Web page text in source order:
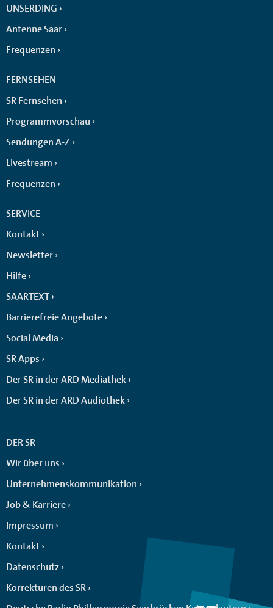
UNSERDING
Antenne Saar
Frequenzen
FERNSEHEN
SR Fernsehen
Programmvorschau
Sendungen A-Z
Livestream
Frequenzen
SERVICE
Kontakt
Newsletter
Hilfe
SAARTEXT
Barrierefreie Angebote
Social Media
SR Apps
Der SR in der ARD Mediathek
Der SR in der ARD Audiothek
DER SR
Wir über uns
Unternehmenskommunikation
Job & Karriere
Impressum
Kontakt
Datenschutz
Korrekturen des SR